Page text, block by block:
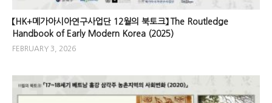
【HK+메가아시아연구사업단 12월의 북토크】 The Routledge
Handbook of Early Modern Korea (2025)
FEBRUARY 3, 2026